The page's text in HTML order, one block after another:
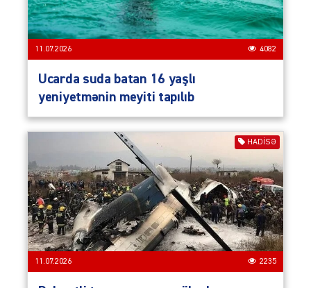
11.07.2026 4082
Ucarda suda batan 16 yaşlı
yeniyetmənin meyiti tapılıb
HADISƏ
11.07.2026 2235